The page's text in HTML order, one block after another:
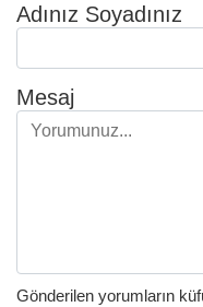
Adınız Soyadınız
Mesaj
Gönderilen yorumların